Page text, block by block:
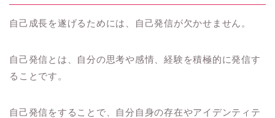
自己成長を遂げるためには、自己発信が欠かせません。
自己発信とは、自分の思考や感情、経験を積極的に発信す
ることです。
自己発信をすることで、自分自身の存在やアイデンティテ